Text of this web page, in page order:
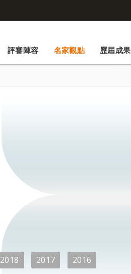
評審陣容 名家觀點 歷屆成果
2018 2017 2016